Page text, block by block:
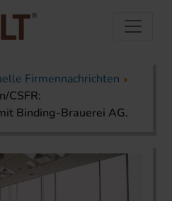
Firmennachrichten
CSFR:
Binding-Brauerei AG.